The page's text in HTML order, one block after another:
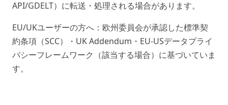
API/GDELT）に転送・処理される場合があります。
EU/UKユーザーの方へ：欧州委員会が承認した標準契
約条項（SCC）・UK Addendum・EU-USデータプライ
バシーフレームワーク（該当する場合）に基づいていま
す。